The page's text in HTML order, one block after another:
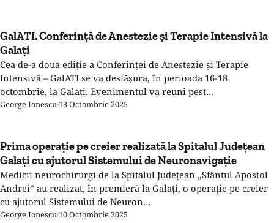
GalATI. Conferință de Anestezie şi Terapie Intensivă la
Galați
Cea de-a doua ediţie a Conferinței de Anestezie și Terapie
Intensivă – GalATI se va desfășura, în perioada 16-18
octombrie, la Galați. Evenimentul va reuni pest…
George Ionescu·13 Octombrie 2025
Prima operație pe creier realizată la Spitalul Județean
Galați cu ajutorul Sistemului de Neuronavigație
Medicii neurochirurgi de la Spitalul Județean „Sfântul Apostol
Andrei” au realizat, în premieră la Galați, o operație pe creier
cu ajutorul Sistemului de Neuron…
George Ionescu·10 Octombrie 2025